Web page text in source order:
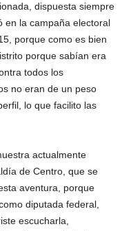
dispuesta siempre
en la campaña electoral
porque como es bien
porque sabían era
todos los
no eran de un peso
lo que facilito las
actualmente
de Centro, que se
aventura, porque
diputada federal,
escucharla,